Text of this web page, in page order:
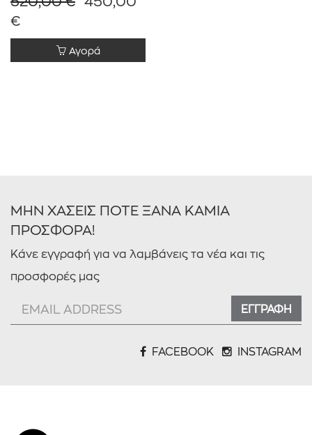
€
Αγορά
ΜΗΝ ΧΑΣΕΙΣ ΠΟΤΕ ΞΑΝΑ ΚΑΜΙΑ
ΠΡΟΣΦΟΡΑ!
Κάνε εγγραφή για να λαμβάνεις τα νέα και τις
προσφορές μας
ΕΓΓΡΑΦΗ
FACEBOOK INSTAGRAM